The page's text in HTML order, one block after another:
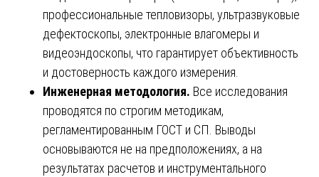
профессиональные тепловизоры, ультразвуковые
дефектоскопы, электронные влагомеры и
видеоэндоскопы, что гарантирует объективность
и достоверность каждого измерения.
Инженерная методология. Все исследования
проводятся по строгим методикам,
регламентированным ГОСТ и СП. Выводы
основываются не на предположениях, а на
результатах расчетов и инструментального